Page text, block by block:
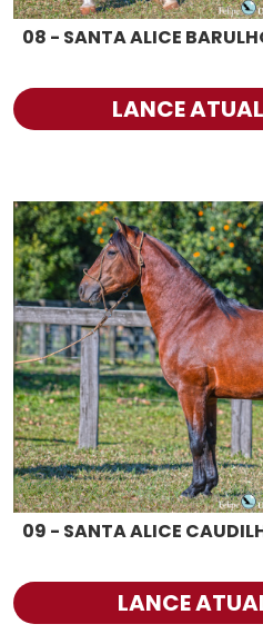
08 - SANTA ALICE
LANCE
09 - SANTA ALICE
LANCE